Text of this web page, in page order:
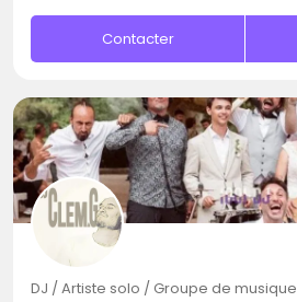
Contacter
DJ / Artiste solo / Groupe de musique